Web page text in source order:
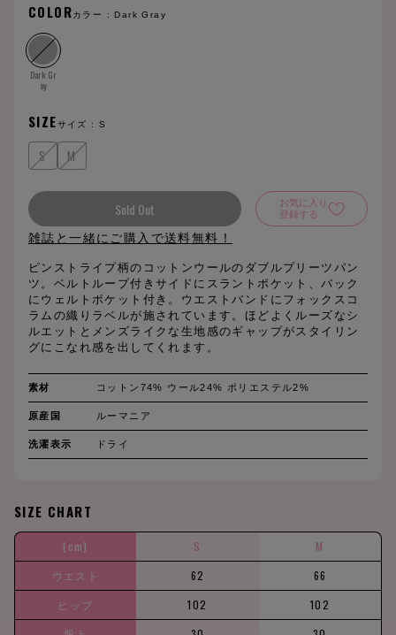
COLORカラー : Dark Gray
Dark Gr
ay
SIZEサイズ :S
S M
Sold Out
お気に入り
登録する
雑誌と一緒にご購入で送料無料！
ピンストライプ柄のコットンウールのダブルプリーツパン
ツ。ベルトループ付きサイドにスラントポケット、バック
にウェルトポケット付き。ウエストバンドにフォックスコ
ラムの織りラベルが施されています。ほどよくルーズなシ
ルエットとメンズライクな生地感のギャップがスタイリン
グにこなれ感を出してくれます。
素材 コットン74% ウール24% ポリエステル2%
原産国 ルーマニア
洗濯表示 ドライ
SIZE CHART
(cm) S
M
ウエスト
62
66
ヒップ
102
102